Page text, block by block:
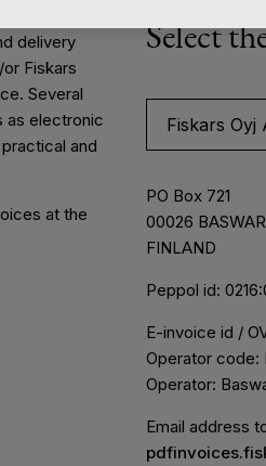
delivery
Fiskars
Several
as electronic
and
at the
Select
Fiskars Oyj
PO Box 721
00026
FINLAND
Peppol id:
E-invoice id /
Operator code:
Operator:
Email address